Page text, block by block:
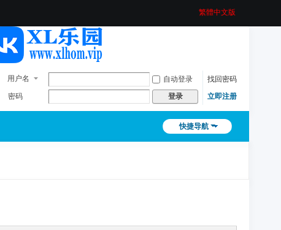
繁體中文版
用户名 自动登录
找回密码
密码
登录 立即注册
快捷导航